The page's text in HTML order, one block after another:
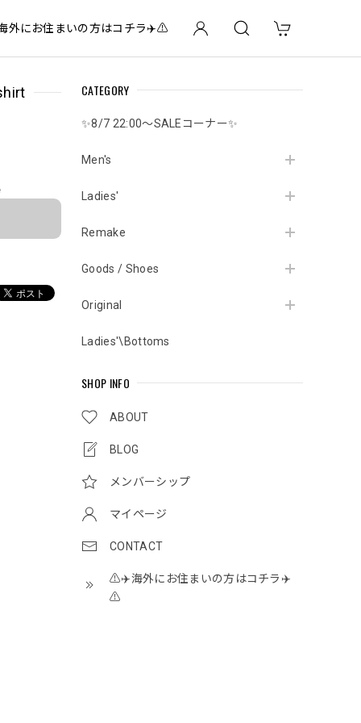
にお住まいの方はコチラ✈️⚠️
CATEGORY
✨8/7 22:00～SALEコーナー✨
Men's
Ladies'
Remake
Goods / Shoes
Original
Ladies'\Bottoms
SHOP INFO
ABOUT
BLOG
メンバーシップ
マイページ
CONTACT
⚠️✈️海外にお住まいの方はコチラ✈️
⚠️